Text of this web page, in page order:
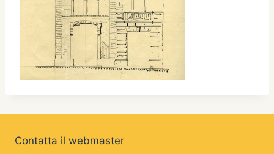
Contatta il webmaster